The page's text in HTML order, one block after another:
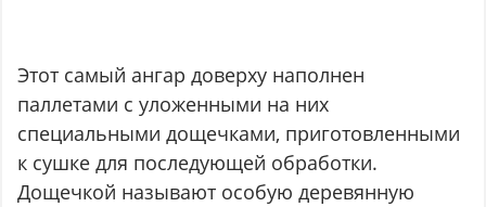
Этот самый ангар доверху наполнен
паллетами с уложенными на них
специальными дощечками, приготовленными
к сушке для последующей обработки.
Дощечкой называют особую деревянную